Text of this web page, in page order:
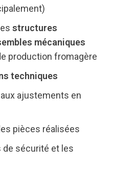
structures
mécaniques
production fromagère
techniques
ajustements en
pièces réalisées
sécurité et les